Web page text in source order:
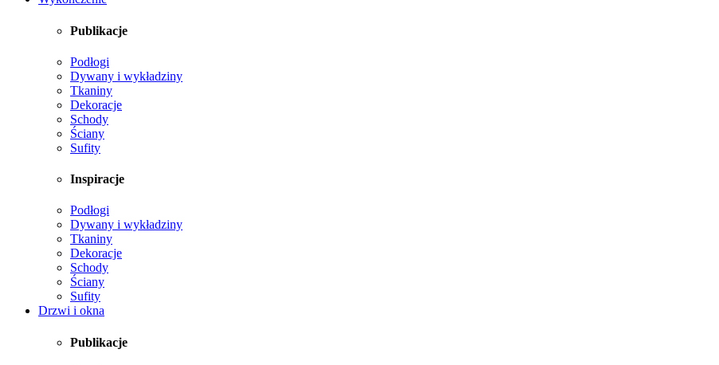
Publikacje
Podłogi
Dywany i wykładziny
Tkaniny
Dekoracje
Schody
Ściany
Sufity
Inspiracje
Podłogi
Dywany i wykładziny
Tkaniny
Dekoracje
Schody
Ściany
Sufity
Drzwi i okna
Publikacje